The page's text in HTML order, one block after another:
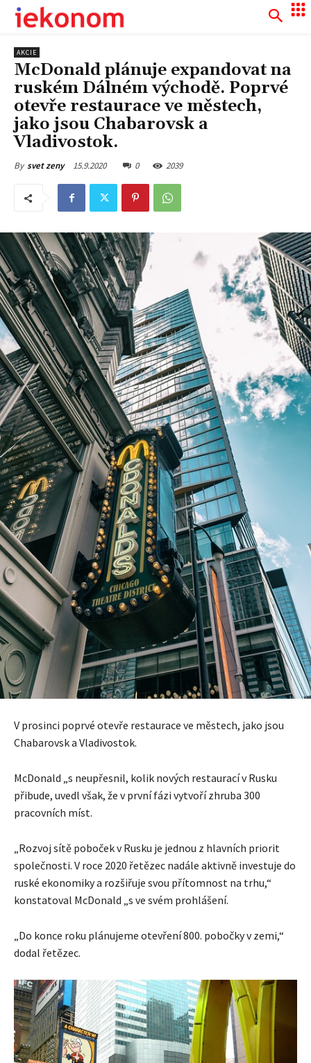
AKCIE
McDonald plánuje expandovat na
ruském Dálném východě. Poprvé
otevře restaurace ve městech,
jako jsou Chabarovsk a
Vladivostok.
By svet zeny 15.9.2020 0 2039
V prosinci poprvé otevře restaurace ve městech, jako jsou
Chabarovsk a Vladivostok.
McDonald „s neupřesnil, kolik nových restaurací v Rusku
přibude, uvedl však, že v první fázi vytvoří zhruba 300
pracovních míst.
„Rozvoj sítě poboček v Rusku je jednou z hlavních priorit
společnosti. V roce 2020 řetězec nadále aktivně investuje do
ruské ekonomiky a rozšiřuje svou přítomnost na trhu,“
konstatoval McDonald „s ve svém prohlášení.
„Do konce roku plánujeme otevření 800. pobočky v zemi,“
dodal řetězec.